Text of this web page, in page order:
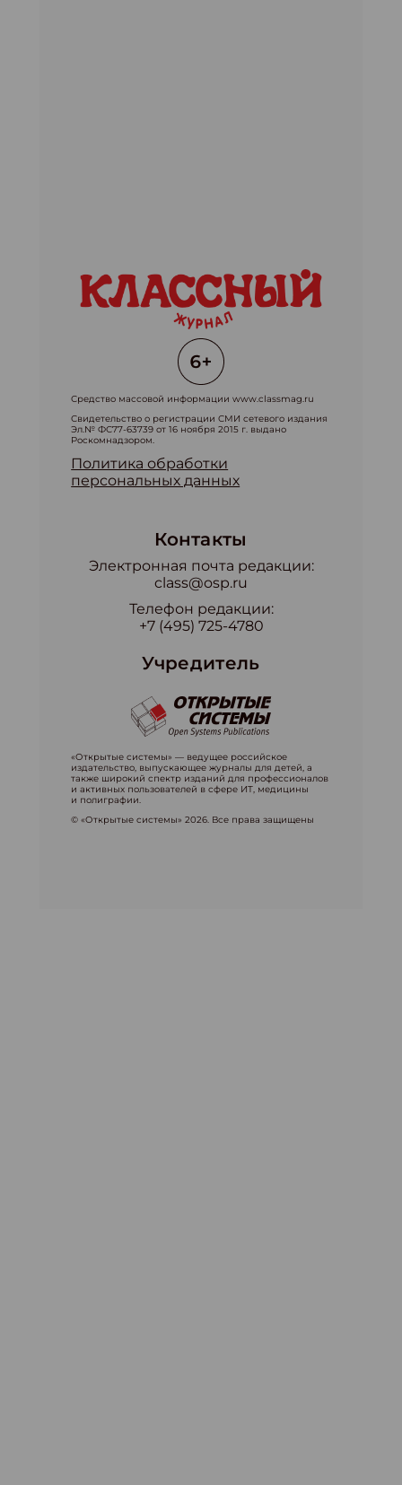
Средство массовой информации www.classmag.ru
Свидетельство о регистрации СМИ сетевого издания
Эл.№ ФС77-63739 от 16 ноября 2015 г. выдано
Роскомнадзором.
Политика обработки
персональных данных
Контакты
Электронная почта редакции:
class@osp.ru
Телефон редакции:
+7 (495) 725-4780
Учредитель
«Открытые системы» — ведущее российское
издательство, выпускающее журналы для детей, а
также широкий спектр изданий для профессионалов
и активных пользователей в сфере ИТ, медицины
и полиграфии.
© «Открытые системы» 2026. Все права защищены